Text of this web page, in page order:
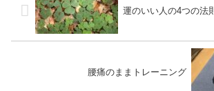
運のいい人の4つの法
腰痛のままトレーニング